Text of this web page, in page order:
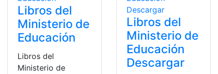
Libros del
Ministerio de
Educación
Libros del
Ministerio de
Libros del
Ministerio de
Educación
Descargar